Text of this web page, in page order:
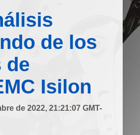
de los
de
Isilon
de 2022, 21:21:07 GMT-